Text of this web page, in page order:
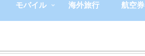
モバイル 海外旅行 航空券